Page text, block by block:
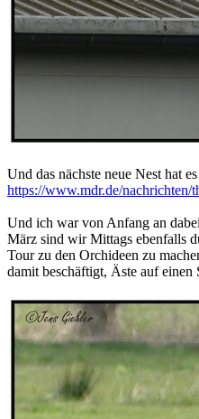
Und das nächste neue Nest hat
https://www.mdr.de/nachrichten/
Und ich war von Anfang an
März sind wir Mittags ebenfalls
Tour zu den Orchideen zu
damit beschäftigt, Äste auf einen